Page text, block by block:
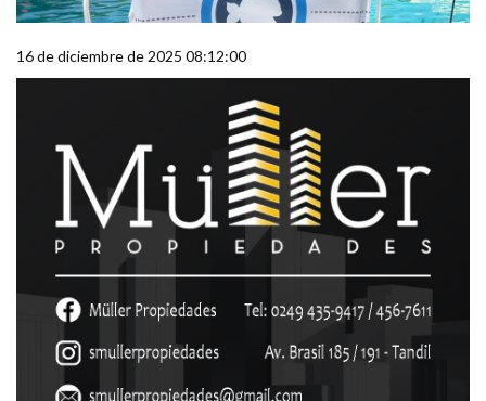
16 de diciembre de 2025 08:12:00